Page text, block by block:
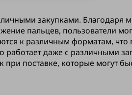
закупками. Благодаря
пальцев, пользователи
к различным форматам, что
даже с различными
поставке, которые могут